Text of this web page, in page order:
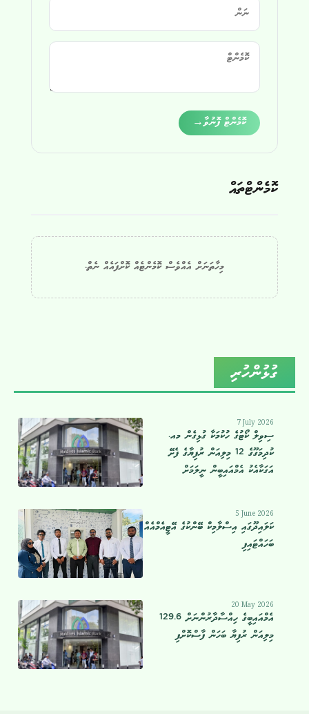
ކޮމެންޓް ފޮނުވާ →
ކޮމެންޓްތައް
މިހާތަނަށް އެއްވެސް ކޮމެންޓެއް ކޮށްފައެއް ނެތް.
ގުޅުންހުރި
7 July 2026
ސިވިލް ކޯޓުގެ ހުކުމަކާ ގުޅިގެން މއ.
ކުދިމަގޫގެ 12 މިލިއަން ރުފިޔާގެ ފެށޭ
އަގަކާއެކު އެމްއައިބީން ނީލަމަށް
5 June 2026
ކަލައިދޫގައި އިސްލާމިކް ބޭންކުގެ އޭޓީއެމްއެއް
ބަހައްޓައިފި
20 May 2026
އެމްއައިބީގެ ހިއްސާދާރުންނަށް 129.6
މިލިއަން ރުފިޔާ ބަހަން ފާސްކޮށްފި